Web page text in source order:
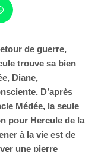
de guerre,
trouve sa bien
Diane,
D’après
Médée, la seule
pour Hercule de la
à la vie est de
une pierre